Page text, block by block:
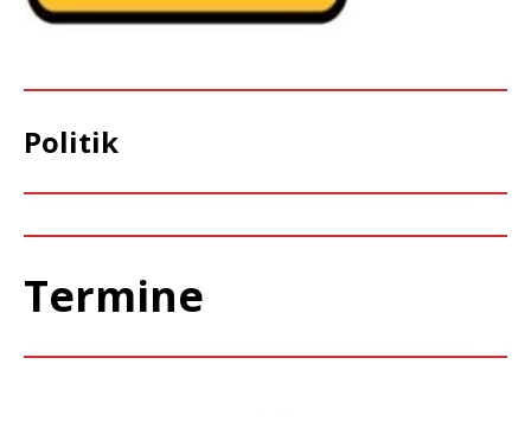
Politik
Termine